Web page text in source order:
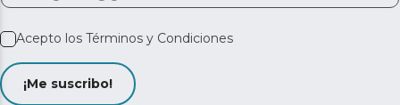
Acepto los Términos y Condiciones
¡Me suscribo!